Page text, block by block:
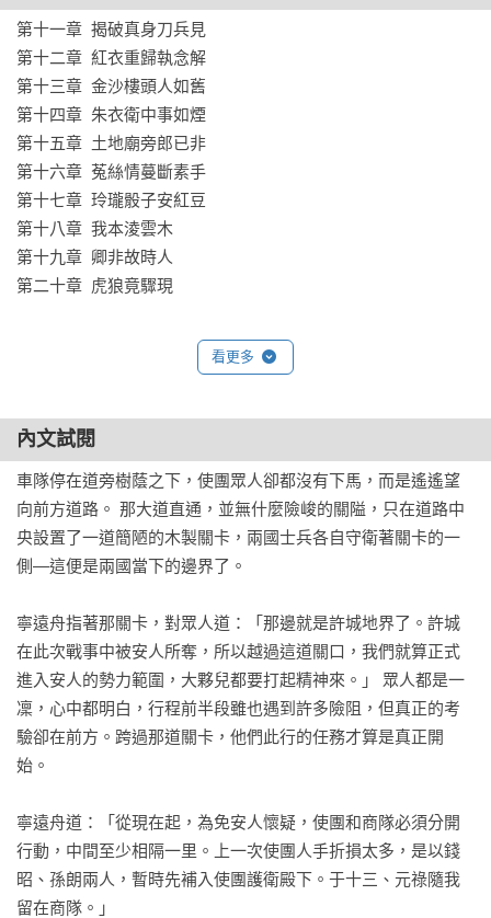
第十一章  揭破真身刀兵見
第十二章  紅衣重歸執念解
第十三章  金沙樓頭人如舊
第十四章  朱衣衛中事如煙
第十五章  土地廟旁郎已非
第十六章  菟絲情蔓斷素手
第十七章  玲瓏骰子安紅豆
第十八章  我本淩雲木
第十九章  卿非故時人
第二十章  虎狼竟驟現
看更多
內文試閱
車隊停在道旁樹蔭之下，使團眾人卻都沒有下馬，而是遙遙望
向前方道路。 那大道直通，並無什麼險峻的關隘，只在道路中
央設置了一道簡陋的木製關卡，兩國士兵各自守衛著關卡的一
側—這便是兩國當下的邊界了。
寧遠舟指著那關卡，對眾人道：「那邊就是許城地界了。許城
在此次戰事中被安人所奪，所以越過這道關口，我們就算正式
進入安人的勢力範圍，大夥兒都要打起精神來。」 眾人都是一
凜，心中都明白，行程前半段雖也遇到許多險阻，但真正的考
驗卻在前方。跨過那道關卡，他們此行的任務才算是真正開
始。
寧遠舟道：「從現在起，為免安人懷疑，使團和商隊必須分開
行動，中間至少相隔一里。上一次使團人手折損太多，是以錢
昭、孫朗兩人，暫時先補入使團護衛殿下。于十三、元祿隨我
留在商隊。」